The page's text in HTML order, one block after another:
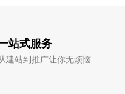
站式服务
建站到推广让你无烦恼